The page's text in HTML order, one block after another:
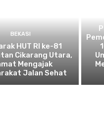
BEKASI
HUT RI ke-81
Cikarang Utara,
Mengajak
Jalan Sehat